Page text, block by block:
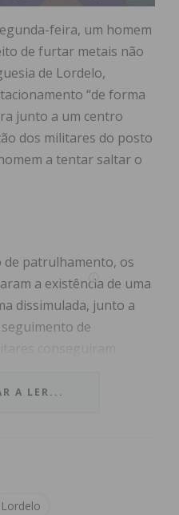
feira, um homem
de furtar metais não
de Lordelo,
“de forma
junto a um centro
dos militares do posto
a tentar saltar o
de patrulhamento, os
a existência de uma
dissimulada, junto a
de
Ao verificar a
de Lordelo apuraram
A LER...
Lordelo